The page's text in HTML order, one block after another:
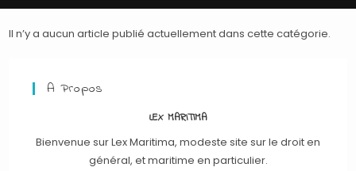
Il n’y a aucun article publié actuellement dans cette catégorie.
A Propos
LEX MARITIMA
Bienvenue sur Lex Maritima, modeste site sur le droit en
général, et maritime en particulier.